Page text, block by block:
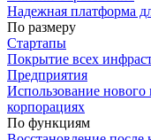
Надежная платформа
По размеру
Стартапы
Покрытие всех
Предприятия
Использование
корпорациях
По функциям